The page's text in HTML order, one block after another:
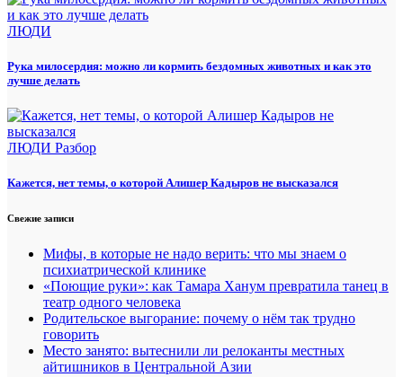
ЛЮДИ
Рука милосердия: можно ли кормить бездомных животных и как это
лучше делать
ЛЮДИ Разбор
Кажется, нет темы, о которой Алишер Кадыров не высказался
Свежие записи
Мифы, в которые не надо верить: что мы знаем о
психиатрической клинике
«Поющие руки»: как Тамара Ханум превратила танец в
театр одного человека
Родительское выгорание: почему о нём так трудно
говорить
Место занято: вытеснили ли релоканты местных
айтишников в Центральной Азии